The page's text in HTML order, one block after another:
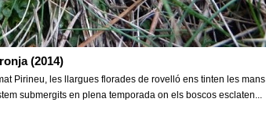
(2014)
Pirineu, les llargues florades de rovelló ens tinten les mans
submergits en plena temporada on els boscos esclaten...